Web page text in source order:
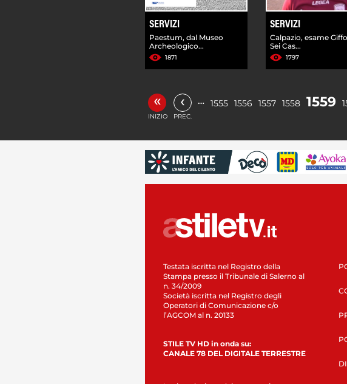
SERVIZI
Paestum, dal Museo
Archeologico...
1871
SERVIZI
Calpazio, esame
Sei Cas...
1797
«
INIZIO
‹
PREC.
… 1555 1556 1557 1558 1559
Testata iscritta nel Registro della
Stampa presso il Tribunale di Salerno al
n. 34/2009
Società iscritta nel Registro degli
Operatori di Comunicazione c/o
l’AGCOM al n. 20133
STILE TV HD in onda su:
CANALE 78 DEL DIGITALE TERRESTRE